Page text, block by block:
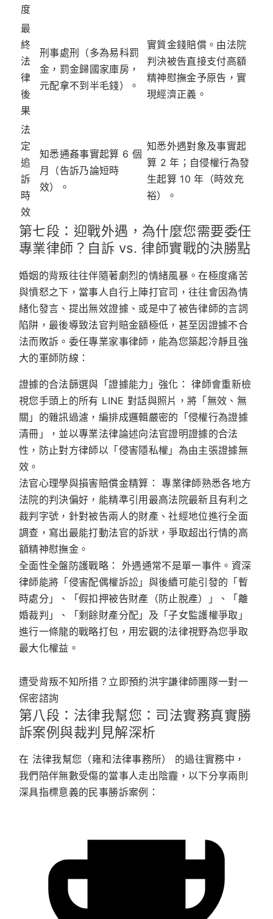
度
最
終
法
律
後
果
刑事處刑（多為易科罰
金，罰金歸國家庫房，
元配拿不到半毛錢）。
實質金錢賠償 。由法院
判決被告直接支付高額
精神慰撫金予原告，實
現經濟正義。
法
定
追
訴
時
效
知悉通姦事實起算 6 個
月（告訴乃論短時
效）。
知悉外遇對象及事實起
算 2 年 ；自侵權行為發
生起算 10 年（時效充
裕）。
第七段：迎戰外遇，為什麼您需要委任
專業律師？自訴 vs. 律師實戰的決勝點
婚姻的背叛往往伴隨著劇烈的情緒風暴。在極度痛苦
與憤怒之下，當事人自行上陣打官司，往往會因為情
緒化發言、提出無效證據、或是中了被告律師的言詞
陷阱，最後導致法官判賠金額極低，甚至因證據不合
法而敗訴。委任專業家事律師，能為您築起冷靜且強
大的軍師防線：
證據的合法篩選與「證據能力」強化： 律師會重新檢
視您手頭上的所有 LINE 對話與照片，將「無效、無
關」的雜訊過濾，編排成邏輯嚴密的「侵權行為證據
清冊」，並以專業法律論述向法官證明證據的合法
性，防止對方律師以「侵害隱私權」為由主張證據無
效。
法官心理學與損害賠償金精算： 專業律師熟悉各地方
法院的判決偏好，能精準引用最高法院最新且有利之
裁判字號，針對被告兩人的財產、社經地位進行全面
調查，寫出最能打動法官的訴狀，爭取超出行情的高
額精神慰撫金。
全面性全盤防護戰略：
外遇通常不是單一事件。資深
律師能將「侵害配偶權訴訟」與後續可能引發的「暫
時處分」、「假扣押被告財產（防止脫產）」、「離
婚裁判」、「剩餘財產分配」及「子女監護權爭取」
進行一條龍的戰略打包，用宏觀的法律視野為您爭取
最大化權益。
遭受背叛不知所措？立即預約洪宇謙律師團隊一對一
保密諮詢
第八段：法律我幫您：司法實務真實勝
訴案例與裁判見解深析
在 法律我幫您（雍和法律事務所）
的過往實務中，
我們陪伴無數受傷的當事人走出陰霾，以下分享兩則
深具指標意義的民事勝訴案例：